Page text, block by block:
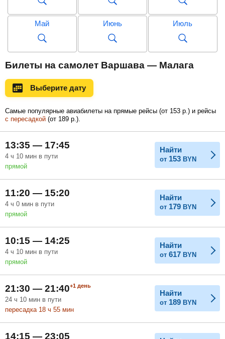
Май Июнь Июль
Сентябрь
Ноябрь
Билеты на самолет Варшава — Малага
Выберите дату
Самые популярные авиабилеты на прямые рейсы (от 153 р. ) и рейсы
с пересадкой (от 189 р. ).
13:35 — 17:45
4 ч 10 мин в пути
прямой
Найти
от 153 BYN
11:20 — 15:20
4 ч 0 мин в пути
прямой
Найти
от 179 BYN
10:15 — 14:25
4 ч 10 мин в пути
прямой
Найти
от 617 BYN
21:30 — 21:40+1 день
24 ч 10 мин в пути
пересадка 18 ч 55 мин
Найти
от 189 BYN
14:15 — 23:05